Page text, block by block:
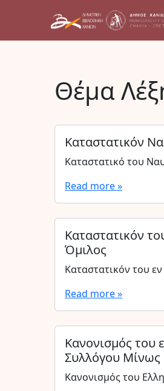
Θέμα
Καταστατικόν
Καταστατικό του
Read more »
Καταστατικόν
Όμιλος
Καταστατικόν του
Read more »
Κανονισμός του
Συλλόγου Μίνως
Κανονισμός του